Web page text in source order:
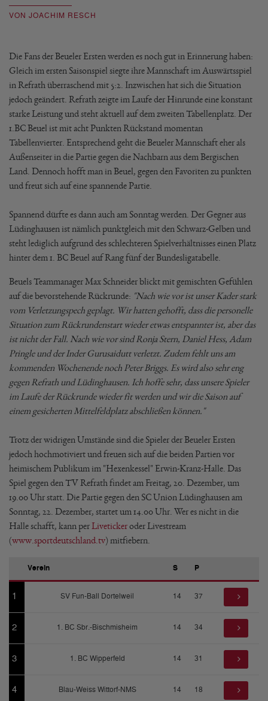
VON JOACHIM RESCH
Die Fans der Beueler Ersten werden es noch gut in Erinnerung haben:
Gleich im ersten Saisonspiel siegte ihre Mannschaft im Auswärtsspiel
in Refrath überraschend mit 5:2. Inzwischen hat sich die Situation
jedoch geändert. Refrath zeigte im Laufe der Hinrunde eine konstant
starke Leistung und steht aktuell auf dem zweiten Tabellenplatz. Der
1.BC Beuel ist mit acht Punkten Rückstand momentan
Tabellenvierter. Entsprechend geht die Beueler Mannschaft eher als
Außenseiter in die Partie gegen die Nachbarn aus dem Bergischen
Land. Dennoch hofft man in Beuel, gegen den Favoriten zu punkten
und freut sich auf eine spannende Partie.
Spannend dürfte es dann auch am Sonntag werden. Der Gegner aus
Lüdinghausen ist nämlich punktgleich mit den Schwarz-Gelben und
steht lediglich aufgrund des schlechteren Spielverhältnisses einen Platz
hinter dem 1. BC Beuel auf Rang fünf der Bundesligatabelle.
Beuels Teammanager Max Schneider blickt mit gemischten Gefühlen
auf die bevorstehende Rückrunde: "Nach wie vor ist unser Kader stark
vom Verletzungspech geplagt. Wir hatten gehofft, dass die personelle
Situation zum Rückrundenstart wieder etwas entspannter ist, aber das
ist nicht der Fall. Nach wie vor sind Ronja Stern, Daniel Hess, Adam
Pringle und der Inder Gurusaidutt verletzt. Zudem fehlt uns am
kommenden Wochenende noch Peter Briggs. Es wird also sehr eng
gegen Refrath und Lüdinghausen. Ich hoffe sehr, dass unsere Spieler
im Laufe der Rückrunde wieder fit werden und wir die Saison auf
einem gesicherten Mittelfeldplatz abschließen können."
Trotz der widrigen Umstände sind die Spieler der Beueler Ersten
jedoch hochmotiviert und freuen sich auf die beiden Partien vor
heimischem Publikum im "Hexenkessel" Erwin-Kranz-Halle. Das
Spiel gegen den TV Refrath findet am Freitag, 20. Dezember, um
19.00 Uhr statt. Die Partie gegen den SC Union Lüdinghausen am
Sonntag, 22. Dezember, startet um 14.00 Uhr. Wer es nicht in die
Halle schafft, kann per Livetickeroder Livestream
(www.sportdeutschland.tv) mitfiebern.
Verein S P
1 SV Fun-Ball Dortelweil 14 37
2 1. BC Sbr.-Bischmisheim 14 34
3 1. BC Wipperfeld 14 31
4 Blau-Weiss Wittorf-NMS 14 18